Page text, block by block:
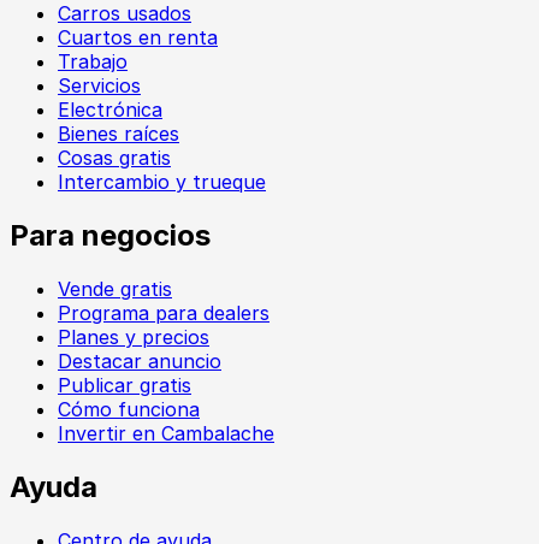
Carros usados
Cuartos en renta
Trabajo
Servicios
Electrónica
Bienes raíces
Cosas gratis
Intercambio y trueque
Para negocios
Vende gratis
Programa para dealers
Planes y precios
Destacar anuncio
Publicar gratis
Cómo funciona
Invertir en Cambalache
Ayuda